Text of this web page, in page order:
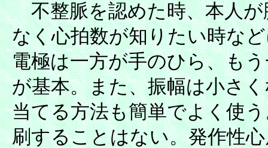
不整脈を認めた時、本人が
なく心拍数が知りたい時な
電極は一方が手のひら、も
が基本。また、振幅は小さ
当てる方法も簡単でよく使
刷することはない。発作性